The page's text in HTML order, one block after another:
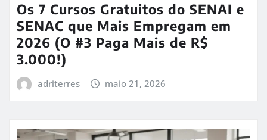
Os 7 Cursos Gratuitos do SENAI e
SENAC que Mais Empregam em
2026 (O #3 Paga Mais de R$
3.000!)
adriterres maio 21, 2026